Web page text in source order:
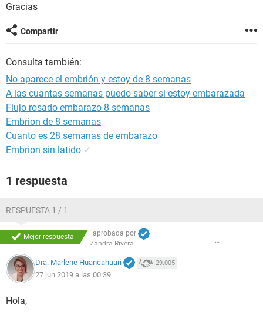
Gracias
Compartir
Consulta también:
No aparece el embrión y estoy de 8 semanas
A las cuantas semanas puedo saber si estoy embarazada
Flujo rosado embarazo 8 semanas
Embrion de 8 semanas
Cuanto es 28 semanas de embarazo
Embrion sin latido ✓
1 respuesta
RESPUESTA 1 / 1
Mejor respuesta
aprobada por
Zandra Rivera
Dra. Marlene Huancahuari 29.005
27 jun 2019 a las 00:39
Hola,